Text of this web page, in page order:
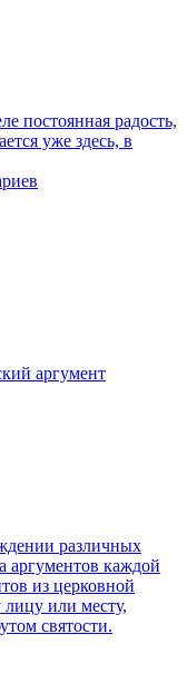
постоянная радость,
уже здесь, в
аргумент
различных
аргументов каждой
из церковной
или месту,
святости.